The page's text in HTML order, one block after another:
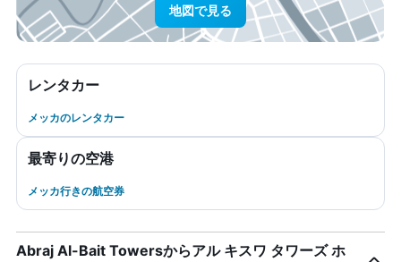
地図で見る
レンタカー
メッカのレンタカー
最寄りの空港
メッカ行きの航空券
Abraj Al-Bait Towersからアル キスワ タワーズ ホ